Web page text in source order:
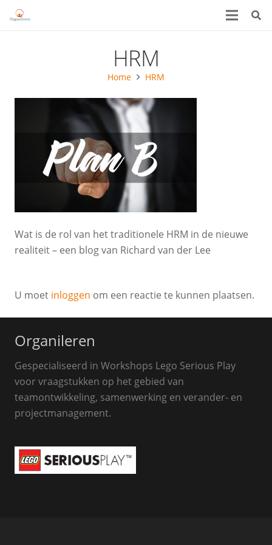
HRM
Home HRM
Wat is de rol van het traditionele HRM in de nieuwe
realiteit – een blog van Richard van der Lee
U moet inloggen om een reactie te kunnen plaatsen.
Organileren
Gespecialiseerd in Workshops Lego Serious Play
voor vraagstukken op het gebied van
teamontwikkeling, samenwerking en verander- en
projectmanagement.